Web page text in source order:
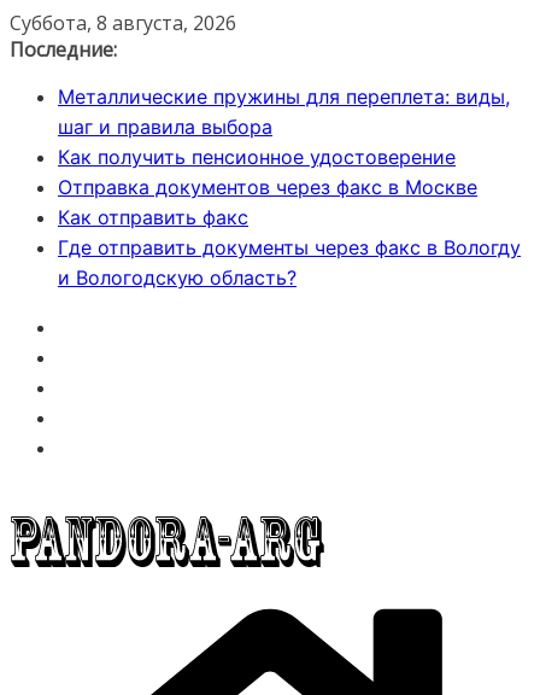
Перейти
к
Суббота, 8 августа, 2026
Последние:
Металлические пружины для переплета: виды,
шаг и правила выбора
Как получить пенсионное удостоверение
Отправка документов через факс в Москве
Как отправить факс
Где отправить документы через факс в Вологду
и Вологодскую область?